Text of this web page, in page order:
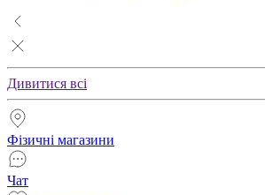
Дивитися всі
Фізичні магазини
Чат